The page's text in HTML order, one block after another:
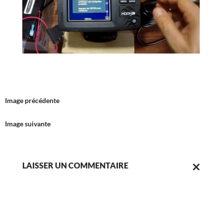
Image précédente
Image suivante
LAISSER UN COMMENTAIRE